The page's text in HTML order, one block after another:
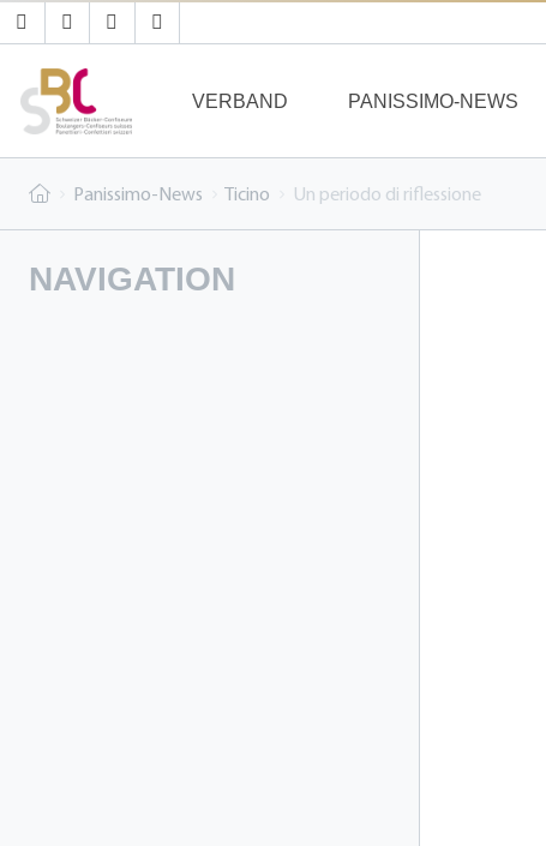
VERBAND PANISSIMO-NEWS
Panissimo-News Ticino Un periodo di riflessione
NAVIGATION